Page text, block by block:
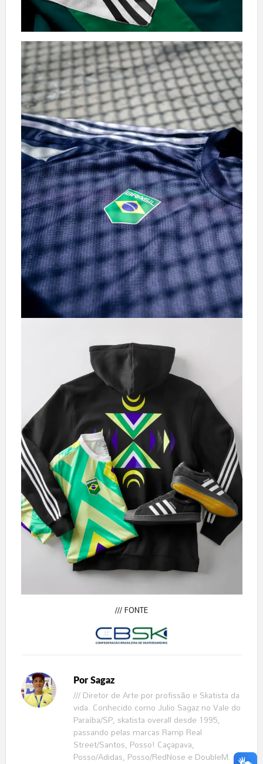
/// FONTE
Por Sagaz
/// Diretor de Arte por profissão e Skatista da
vida. Conhecido como Julio Sagaz no Vale do
Paraíba/SP, skatista overall desde 1995,
passando pelas marcas Ramp Real
Street/Santos, Posso! Caçapava,
Posso/Adidas, Posso/RedNose e DoubleM.